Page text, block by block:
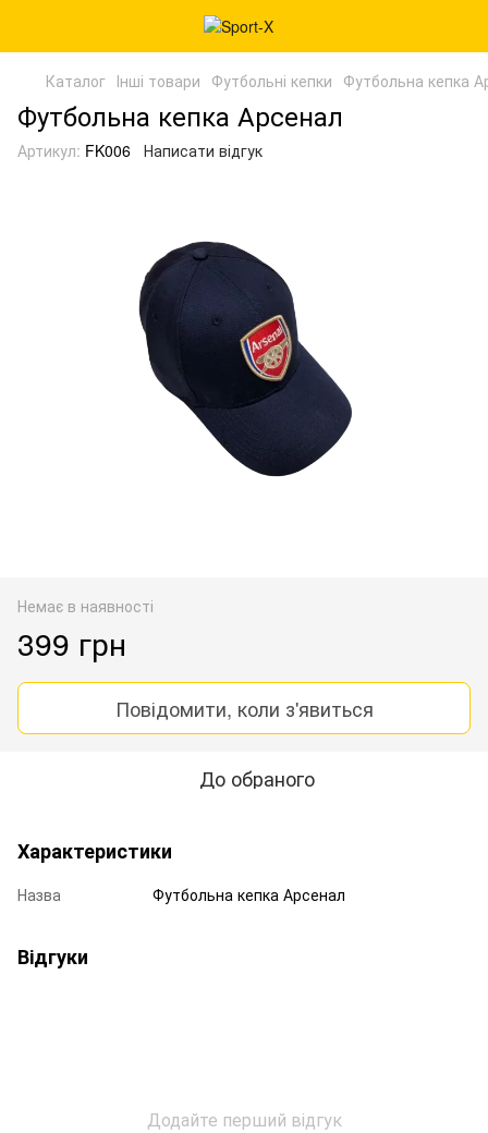
Каталог Інші товари Футбольні кепки Футбольна кепка
Футбольна кепка Арсенал
Артикул: FK006 Написати відгук
Немає в наявності
399 грн
Повідомити, коли з'явиться
До обраного
Характеристики
Назва Футбольна кепка Арсенал
Відгуки
Додайте перший відгук